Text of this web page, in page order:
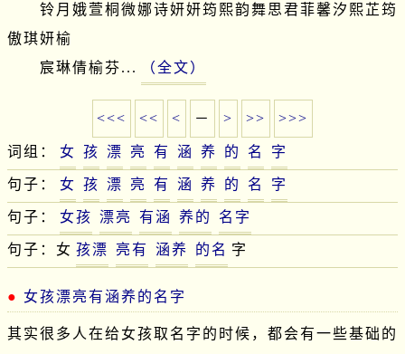
铃月娥萱桐微娜诗妍妍筠熙韵舞思君菲馨汐熙芷筠
傲琪妍榆
宸琳倩榆芬...
（全文）
<<< << < － > >> >>>
词组： 女 孩 漂 亮 有 涵 养 的 名 字
句子： 女 孩 漂 亮 有 涵 养 的 名 字
句子： 女孩 漂亮 有涵 养的 名字
句子：女 孩漂 亮有 涵养 的名 字
女孩漂亮有涵养的名字
其实很多人在给女孩取名字的时候，都会有一些基础的